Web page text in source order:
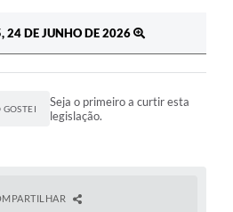
24 DE JUNHO DE 2026
GOSTEI
Seja o primeiro a curtir esta
legislação.